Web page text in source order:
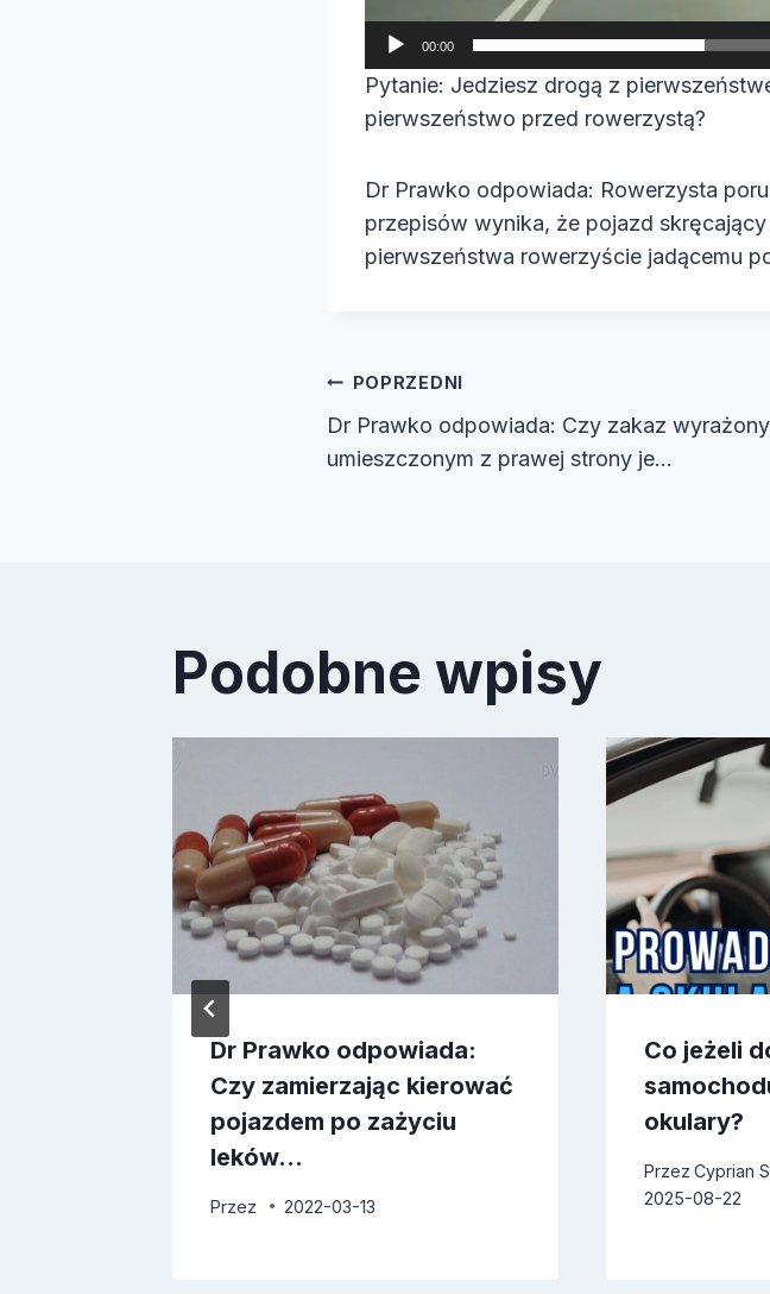
i
e
o
00:00
Pytanie: Jedziesz drogą z
pierwszeństwo przed rowerzystą?
Dr Prawko odpowiada: Rowerzysta
przepisów wynika, że pojazd
pierwszeństwa rowerzyście jadącemu
Nawigacja
wpisu
POPRZEDNI
Dr Prawko odpowiada: Czy zakaz wyrażony
umieszczonym z prawej strony je…
Podobne wpisy
Dr Prawko odpowiada:
Czy zamierzając kierować
pojazdem po zażyciu
leków…
Przez 2022-03-13
Co jeżeli
okulary?
Przez Cyprian
2025-08-22